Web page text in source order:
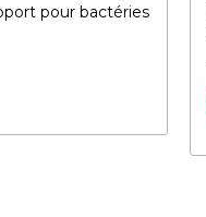
pour bactéries